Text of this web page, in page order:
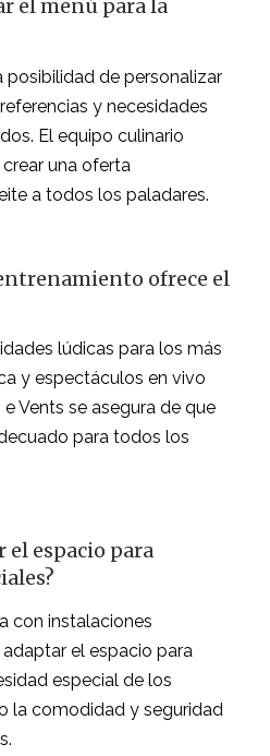
el menú para la
posibilidad de personalizar
y necesidades
El equipo culinario
una oferta
a todos los paladares.
ofrece el
lúdicas para los más
y espectáculos en vivo
Vents se asegura de que
para todos los
el espacio para
con instalaciones
el espacio para
especial de los
la comodidad y seguridad